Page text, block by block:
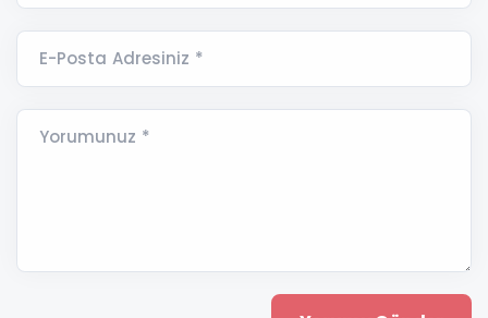
E-Posta Adresiniz *
Yorumunuz *